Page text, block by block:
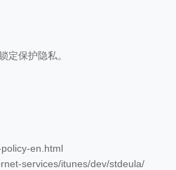
定保护隐私。
en.html
services/itunes/dev/stdeula/